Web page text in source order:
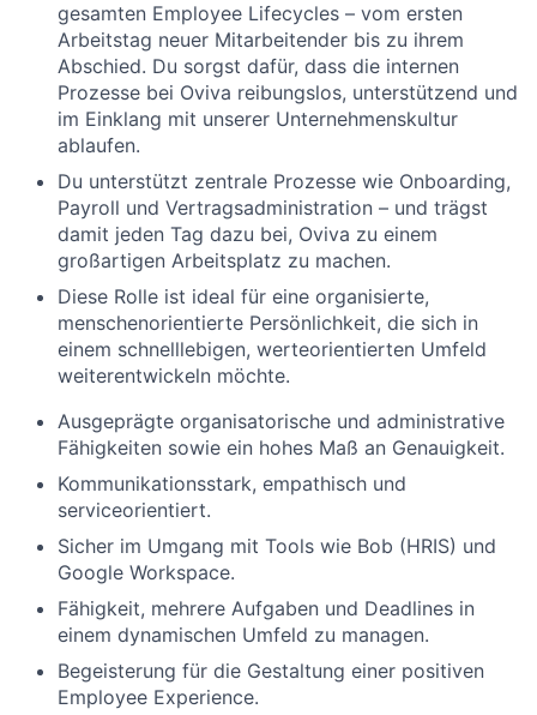
gesamten Employee Lifecycles – vom ersten
Arbeitstag neuer Mitarbeitender bis zu ihrem
Abschied. Du sorgst dafür, dass die internen
Prozesse bei Oviva reibungslos, unterstützend und
im Einklang mit unserer Unternehmenskultur
ablaufen.
Du unterstützt zentrale Prozesse wie Onboarding,
Payroll und Vertragsadministration – und trägst
damit jeden Tag dazu bei, Oviva zu einem
großartigen Arbeitsplatz zu machen.
Diese Rolle ist ideal für eine organisierte,
menschenorientierte Persönlichkeit, die sich in
einem schnelllebigen, werteorientierten Umfeld
weiterentwickeln möchte.
Ausgeprägte organisatorische und administrative
Fähigkeiten sowie ein hohes Maß an Genauigkeit.
Kommunikationsstark, empathisch und
serviceorientiert.
Sicher im Umgang mit Tools wie Bob (HRIS) und
Google Workspace.
Fähigkeit, mehrere Aufgaben und Deadlines in
einem dynamischen Umfeld zu managen.
Begeisterung für die Gestaltung einer positiven
Employee Experience.